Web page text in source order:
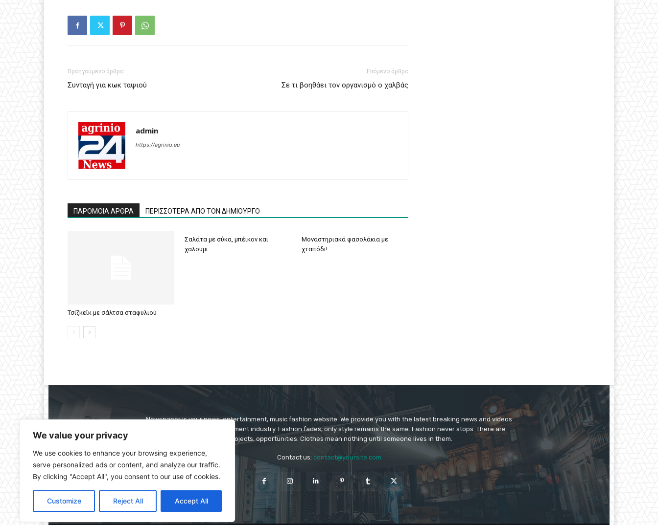
We value your privacy
We use cookies to enhance your browsing experience,
serve personalized ads or content, and analyze our traffic.
By clicking "Accept All", you consent to our use of cookies.
Customize Reject All Accept All
Προηγούμενο άρθρο
Συνταγή για κωκ ταψιού
Επόμενο άρθρο
Σε τι βοηθάει τον οργανισμό ο χαλβάς
admin
https://agrinio.eu
ΠΑΡΟΜΟΙΑ ΑΡΘΡΑ ΠΕΡΙΣΣΟΤΕΡΑ ΑΠΟ ΤΟΝ ΔΗΜΙΟΥΡΓΟ
Τσίζκεϊκ με σάλτσα σταφυλιού
Σαλάτα με σύκα, μπέικον και
χαλούμι
Μοναστηριακά φασολάκια με
χταπόδι!
Newspaper is your news, entertainment, music fashion website. We provide you with the latest breaking news and videos
straight from the entertainment industry. Fashion fades, only style remains the same. Fashion never stops. There are
always projects, opportunities. Clothes mean nothing until someone lives in them.
Contact us: contact@yoursite.com